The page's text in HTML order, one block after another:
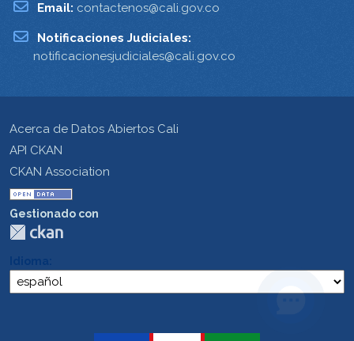
Email: contactenos@cali.gov.co
Notificaciones Judiciales:
notificacionesjudiciales@cali.gov.co
Acerca de Datos Abiertos Cali
API CKAN
CKAN Association
Gestionado con